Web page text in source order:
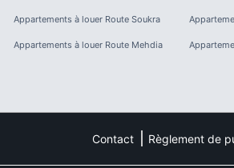
Appartements à louer Route Soukra
Appartements à louer Route Mehdia
Contact Règlement de